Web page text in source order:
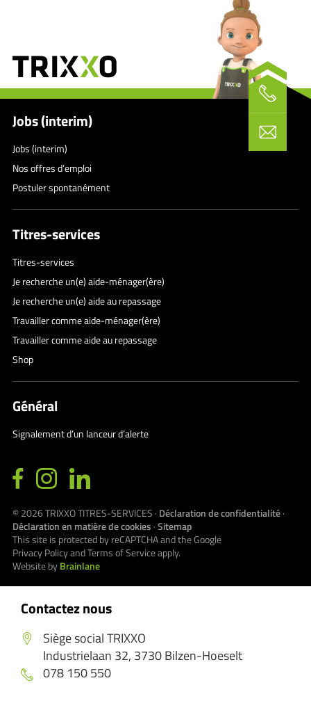
Contactez nous
Siège social TRIXXO
Industrielaan 32, 3730 Bilzen-Hoeselt
078 150 550
Jobs (interim)
Jobs (interim)
Nos offres d’emploi
Postuler spontanément
Titres-services
Titres-services
Je recherche un(e) aide-ménager(ère)
Je recherche un(e) aide au repassage
Travailler comme aide-ménager(ère)
Travailler comme aide au repassage
Shop
Général
Signalement d’un lanceur d’alerte
© 2026TRIXXO TITRES-SERVICES · Déclaration de confidentialité·
Déclaration en matière de cookies ·Sitemap
This site is protected by reCAPTCHA and the Google
Privacy PolicyandTerms of Serviceapply.
Website byBrainlane